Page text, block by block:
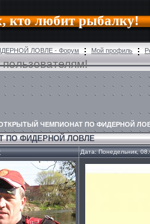
кто любит рыбалку!
ЛОВЛЕ - Форум Мой профиль
ЧЕМПИОНАТ ПО ФИДЕРНОЙ
ПО ФИДЕРНОЙ ЛОВЛЕ
Дата: Понедельник,